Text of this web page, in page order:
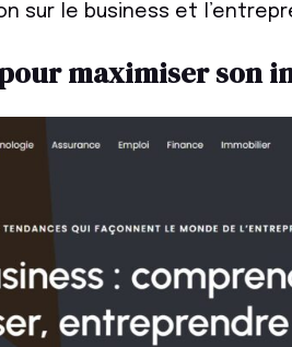
sur le business et
maximiser son